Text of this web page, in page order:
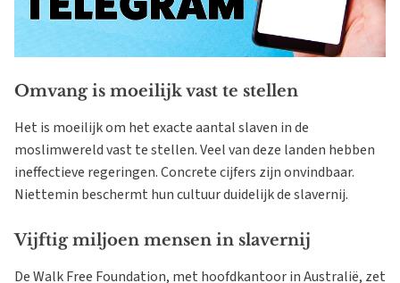
Omvang is moeilijk vast te stellen
Het is moeilijk om het exacte aantal slaven in de
moslimwereld vast te stellen. Veel van deze landen hebben
ineffectieve regeringen. Concrete cijfers zijn onvindbaar.
Niettemin beschermt hun cultuur duidelijk de slavernij.
Vijftig miljoen mensen in slavernij
De Walk Free Foundation, met hoofdkantoor in Australië, zet